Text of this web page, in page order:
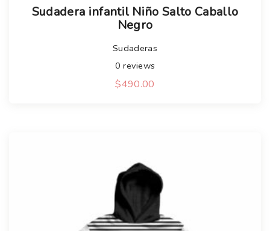
Sudadera infantil Niño Salto Caballo
Negro
Sudaderas
0 reviews
$490.00